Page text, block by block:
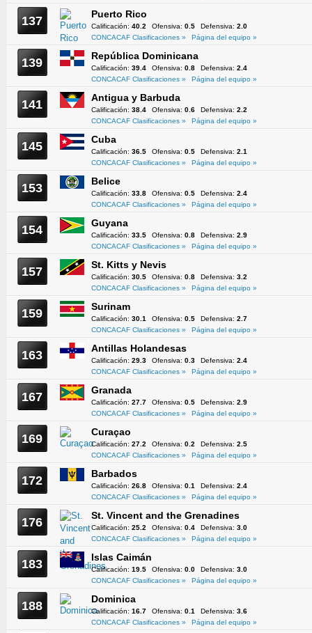
137 Puerto Rico
Calificación: 40.2 Ofensiva: 0.5 Defensiva: 2.0
CONCACAF Clasificaciones »
Página del equipo »
139 República Dominicana
Calificación: 39.4 Ofensiva: 0.8 Defensiva: 2.4
CONCACAF Clasificaciones »
Página del equipo »
141 Antigua y Barbuda
Calificación: 38.4 Ofensiva: 0.6 Defensiva: 2.2
CONCACAF Clasificaciones »
Página del equipo »
145 Cuba
Calificación: 36.5 Ofensiva: 0.5 Defensiva: 2.1
CONCACAF Clasificaciones »
Página del equipo »
153 Belice
Calificación: 33.8 Ofensiva: 0.5 Defensiva: 2.4
CONCACAF Clasificaciones »
Página del equipo »
154 Guyana
Calificación: 33.5 Ofensiva: 0.8 Defensiva: 2.9
CONCACAF Clasificaciones »
Página del equipo »
157 St. Kitts y Nevis
Calificación: 30.5 Ofensiva: 0.8 Defensiva: 3.2
CONCACAF Clasificaciones »
Página del equipo »
159 Surinam
Calificación: 30.1 Ofensiva: 0.5 Defensiva: 2.7
CONCACAF Clasificaciones »
Página del equipo »
163 Antillas Holandesas
Calificación: 29.3 Ofensiva: 0.3 Defensiva: 2.4
CONCACAF Clasificaciones »
Página del equipo »
167 Granada
Calificación: 27.7 Ofensiva: 0.5 Defensiva: 2.9
CONCACAF Clasificaciones »
Página del equipo »
169 Curaçao
Calificación: 27.2 Ofensiva: 0.2 Defensiva: 2.5
CONCACAF Clasificaciones »
Página del equipo »
172 Barbados
Calificación: 26.8 Ofensiva: 0.1 Defensiva: 2.4
CONCACAF Clasificaciones »
Página del equipo »
176 St. Vincent and the Grenadines
Calificación: 25.2 Ofensiva: 0.4 Defensiva: 3.0
CONCACAF Clasificaciones »
Página del equipo »
183 Islas Caimán
Calificación: 19.5 Ofensiva: 0.0 Defensiva: 3.0
CONCACAF Clasificaciones »
Página del equipo »
188 Dominica
Calificación: 16.7 Ofensiva: 0.1 Defensiva: 3.6
CONCACAF Clasificaciones »
Página del equipo »